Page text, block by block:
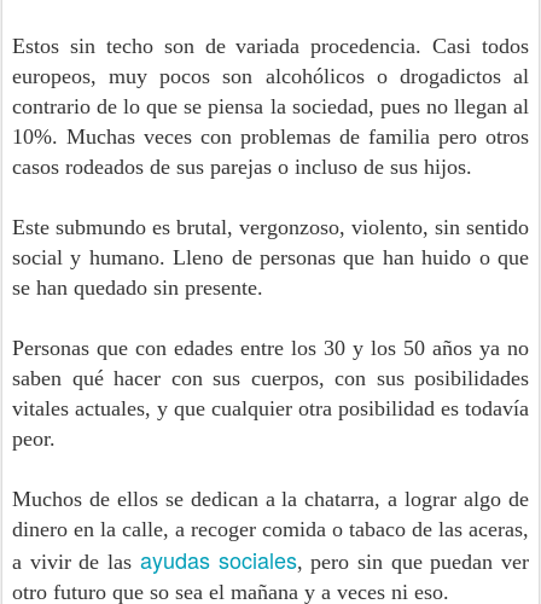
Estos sin techo son de variada procedencia. Casi todos
europeos, muy pocos son alcohólicos o drogadictos al
contrario de lo que se piensa la sociedad, pues no llegan al
10%. Muchas veces con problemas de familia pero otros
casos rodeados de sus parejas o incluso de sus hijos.
Este submundo es brutal, vergonzoso, violento, sin sentido
social y humano. Lleno de personas que han huido o que
se han quedado sin presente.
Personas que con edades entre los 30 y los 50 años ya no
saben qué hacer con sus cuerpos, con sus posibilidades
vitales actuales, y que cualquier otra posibilidad es todavía
peor.
Muchos de ellos se dedican a la chatarra, a lograr algo de
dinero en la calle, a recoger comida o tabaco de las aceras,
a vivir de las ayudas sociales, pero sin que puedan ver
otro futuro que so sea el mañana y a veces ni eso.